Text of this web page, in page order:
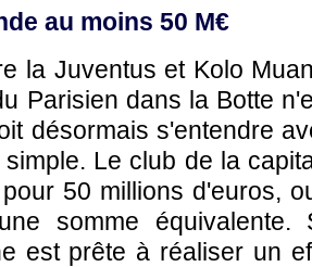
au moins 50 M€
la Juventus et Kolo
Parisien dans la Botte
désormais s'entendre
Le club de la
50 millions d'euros,
somme
est prête à réaliser un